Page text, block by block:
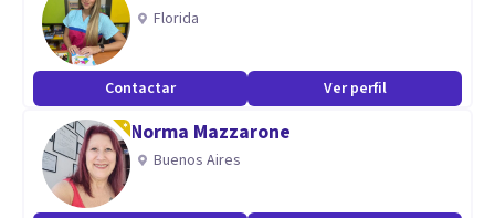
Florida
Contactar Ver perfil
Norma Mazzarone
Buenos Aires